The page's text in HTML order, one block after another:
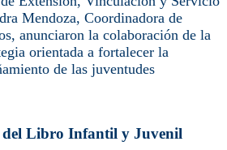
Mendoza, Coordinadora de
anunciaron la colaboración de la
orientada a fortalecer la
de las juventudes
Libro Infantil y Juvenil